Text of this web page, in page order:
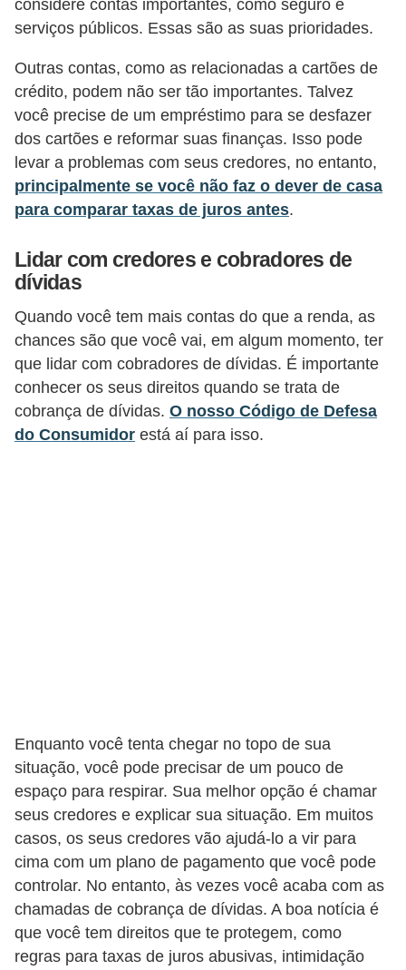
considere contas importantes, como seguro e
serviços públicos. Essas são as suas prioridades.
Outras contas, como as relacionadas a cartões de
crédito, podem não ser tão importantes. Talvez
você precise de um empréstimo para se desfazer
dos cartões e reformar suas finanças. Isso pode
levar a problemas com seus credores, no entanto,
principalmente se você não faz o dever de casa
para comparar taxas de juros antes.
Lidar com credores e cobradores de
dívidas
Quando você tem mais contas do que a renda, as
chances são que você vai, em algum momento, ter
que lidar com cobradores de dívidas. É importante
conhecer os seus direitos quando se trata de
cobrança de dívidas. O nosso Código de Defesa
do Consumidor está aí para isso.
Enquanto você tenta chegar no topo de sua
situação, você pode precisar de um pouco de
espaço para respirar. Sua melhor opção é chamar
seus credores e explicar sua situação. Em muitos
casos, os seus credores vão ajudá-lo a vir para
cima com um plano de pagamento que você pode
controlar. No entanto, às vezes você acaba com as
chamadas de cobrança de dívidas. A boa notícia é
que você tem direitos que te protegem, como
regras para taxas de juros abusivas, intimidação
i
a
n
c
i
a
m
n
t
o
s
F
o
r
n
t
o
I
m
p
o
s